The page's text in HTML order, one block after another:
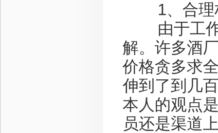
1、合理
由于工作
解。许多酒
价格贪多求
伸到了到几
本人的观点
员还是渠道